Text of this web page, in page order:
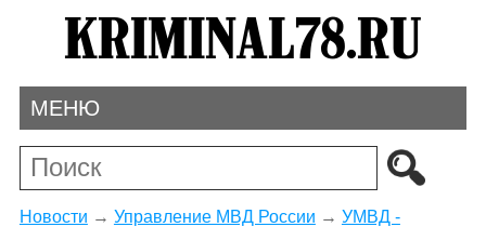
МЕНЮ
Новости → Управление МВД России → УМВД -